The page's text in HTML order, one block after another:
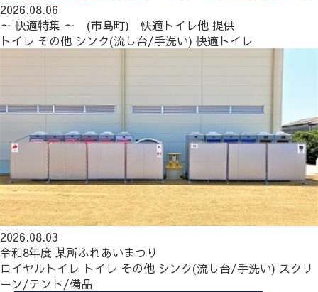
2026.08.06
～ 快適特集 ～ (市島町) 快適トイレ他 提供
トイレ その他 シンク(流し台/手洗い) 快適トイレ
2026.08.03
令和8年度 某所ふれあいまつり
ロイヤルトイレ トイレ その他 シンク(流し台/手洗い) スクリ
ーン/テント/備品